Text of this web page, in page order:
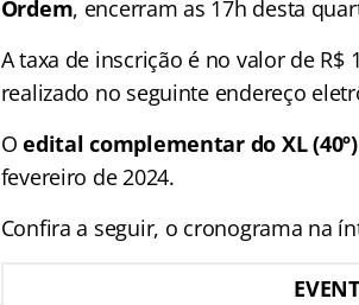
Ordem, encerram as 17h desta
A taxa de inscrição é no valor de R$
realizado no seguinte endereço
Oedital complementar do XL
fevereiro de 2024.
Confira a seguir, o cronograma na